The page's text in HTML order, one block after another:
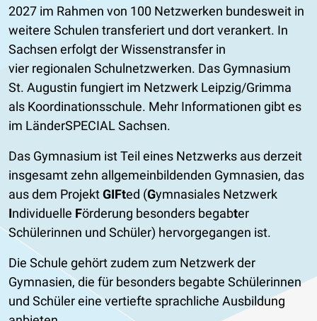
2027 im Rahmen von 100 Netzwerken bundesweit in
weitere Schulen transferiert und dort verankert. In
Sachsen erfolgt der Wissenstransfer in
vier regionalen Schulnetzwerken. Das Gymnasium
St. Augustin fungiert im Netzwerk Leipzig/Grimma
als Koordinationsschule. Mehr Informationen gibt es
im LänderSPECIAL Sachsen.
Das Gymnasium ist Teil eines Netzwerks aus derzeit
insgesamt zehn allgemeinbildenden Gymnasien, das
aus dem ProjektGIFted (Gymnasiales Netzwerk
Individuelle Förderung besonders begabter
Schülerinnen und Schüler) hervorgegangen ist.
Die Schule gehört zudem zum Netzwerk der
Gymnasien, die für besonders begabte Schülerinnen
und Schüler eine vertiefte sprachliche Ausbildung